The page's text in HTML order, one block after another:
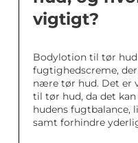
vigtigt?
Bodylotion til tør
fugtighedscreme,
nære tør hud. Det er
til tør hud, da det
hudens fugtbalance,
samt forhindre